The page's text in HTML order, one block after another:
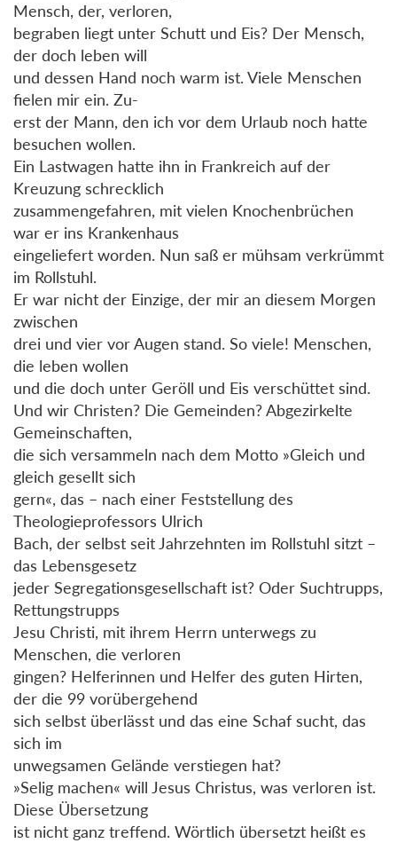
Mensch, der, verloren,
begraben liegt unter Schutt und Eis? Der Mensch,
der doch leben will
und dessen Hand noch warm ist. Viele Menschen
fielen mir ein. Zu-
erst der Mann, den ich vor dem Urlaub noch hatte
besuchen wollen.
Ein Lastwagen hatte ihn in Frankreich auf der
Kreuzung schrecklich
zusammengefahren, mit vielen Knochenbrüchen
war er ins Krankenhaus
eingeliefert worden. Nun saß er mühsam verkrümmt
im Rollstuhl.
Er war nicht der Einzige, der mir an diesem Morgen
zwischen
drei und vier vor Augen stand. So viele! Menschen,
die leben wollen
und die doch unter Geröll und Eis verschüttet sind.
Und wir Christen? Die Gemeinden? Abgezirkelte
Gemeinschaften,
die sich versammeln nach dem Motto »Gleich und
gleich gesellt sich
gern«, das – nach einer Feststellung des
Theologieprofessors Ulrich
Bach, der selbst seit Jahrzehnten im Rollstuhl sitzt –
das Lebensgesetz
jeder Segregationsgesellschaft ist? Oder Suchtrupps,
Rettungstrupps
Jesu Christi, mit ihrem Herrn unterwegs zu
Menschen, die verloren
gingen? Helferinnen und Helfer des guten Hirten,
der die 99 vorübergehend
sich selbst überlässt und das eine Schaf sucht, das
sich im
unwegsamen Gelände verstiegen hat?
»Selig machen« will Jesus Christus, was verloren ist.
Diese Übersetzung
ist nicht ganz treffend. Wörtlich übersetzt heißt es